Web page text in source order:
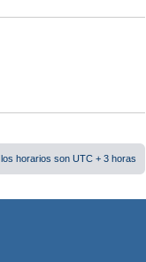
los horarios son UTC + 3 horas